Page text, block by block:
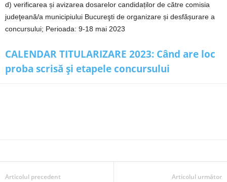
d) verificarea și avizarea dosarelor candidaților de către comisia
judeţeană/a municipiului Bucureşti de organizare și desfășurare a
concursului; Perioada: 9-18 mai 2023
CALENDAR TITULARIZARE 2023: Când are loc
proba scrisă și etapele concursului
Articolul precedent Articolul următor